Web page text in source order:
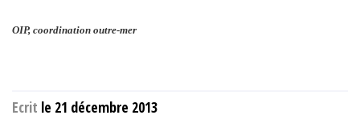
OIP, coordination outre-mer
Ecrit le 21 décembre 2013